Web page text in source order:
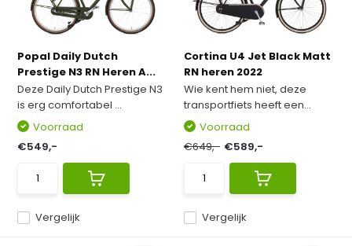
Popal Daily Dutch
Prestige N3 RN Heren A...
Deze Daily Dutch Prestige N3
is erg comfortabel ...
Vergelijk
Voorraad
€549,-
Cortina U4 Jet Black Matt
RN heren 2022
Wie kent hem niet, deze
transportfiets heeft een...
Vergelijk
Voorraad
€649,- €589,-